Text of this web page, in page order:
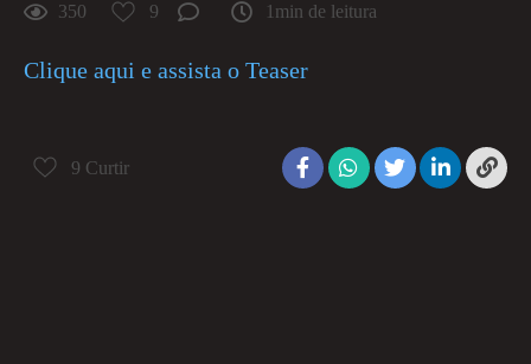
350 9 1min de leitura
Clique aqui e assista o Teaser
9 Curtir